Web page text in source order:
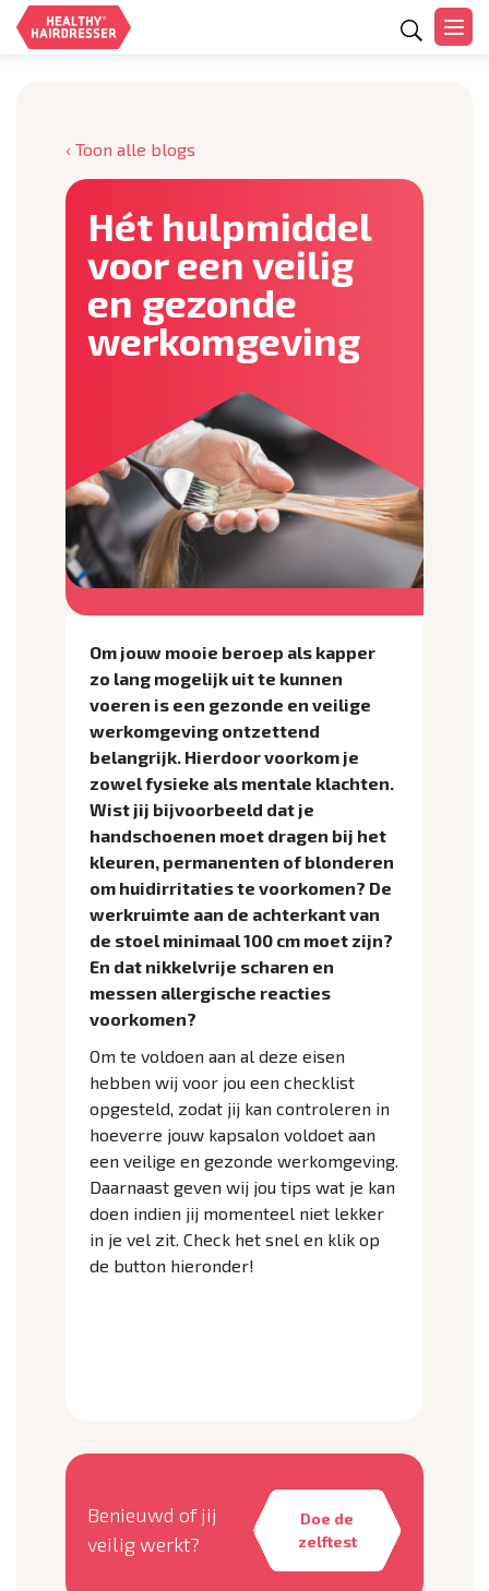
‹ Toon alle blogs
Hét hulpmiddel
voor een veilig
en gezonde
werkomgeving
Om jouw mooie beroep als kapper
zo lang mogelijk uit te kunnen
voeren is een gezonde en veilige
werkomgeving ontzettend
belangrijk. Hierdoor voorkom je
zowel fysieke als mentale klachten.
Wist jij bijvoorbeeld dat je
handschoenen moet dragen bij het
kleuren, permanenten of blonderen
om huidirritaties te voorkomen? De
werkruimte aan de achterkant van
de stoel minimaal 100 cm moet zijn?
En dat nikkelvrije scharen en
messen allergische reacties
voorkomen?
Om te voldoen aan al deze eisen
hebben wij voor jou een checklist
opgesteld, zodat jij kan controleren in
hoeverre jouw kapsalon voldoet aan
een veilige en gezonde werkomgeving.
Daarnaast geven wij jou tips wat je kan
doen indien jij momenteel niet lekker
in je vel zit. Check het snel en klik op
de button hieronder!
Benieuwd of jij
veilig werkt?
Doe de
zelftest